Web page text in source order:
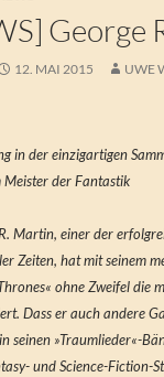
George
12. MAI 2015 UWE
in der einzigartigen
Meister der Fantastik
Martin, einer der
Zeiten, hat mit seinem
ohne Zweifel die
Dass er auch andere
seinen »Traumlieder«-
und Science-Fiction-